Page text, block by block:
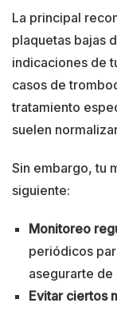
La principal
plaquetas bajas
indicaciones de
casos de
tratamiento
suelen
Sin embargo, tu
siguiente:
Monitoreo
periódicos
asegurarte
Evitar ciertos